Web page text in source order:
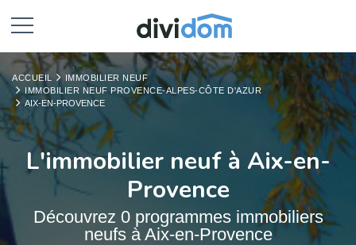
ACCUEIL
IMMOBILIER NEUF
IMMOBILIER NEUF PROVENCE-ALPES-CÔTE D'AZUR
AIX-EN-PROVENCE
L'immobilier neuf à Aix-en-
Provence
Découvrez 0 programmes immobiliers
neufs à Aix-en-Provence